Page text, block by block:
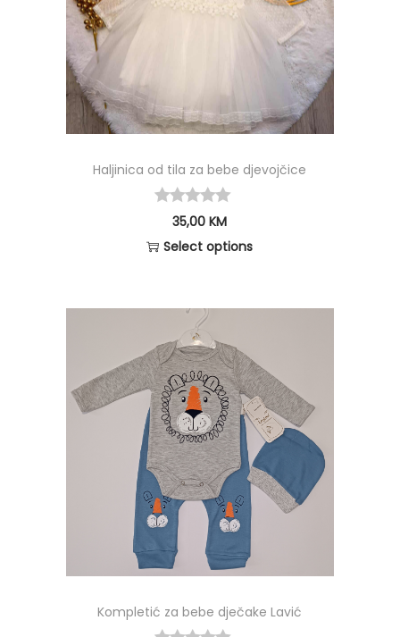
Haljinica od tila za bebe djevojčice
35,00KM
Select options
Kompletić za bebe dječake Lavić